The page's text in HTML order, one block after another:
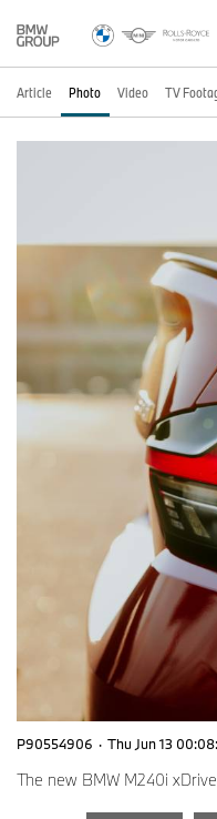
Article Photo Video TV
P90554906 · Thu Jun 13
The new BMW M240i